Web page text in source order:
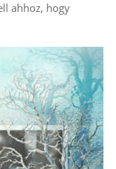
ahhoz, hogy